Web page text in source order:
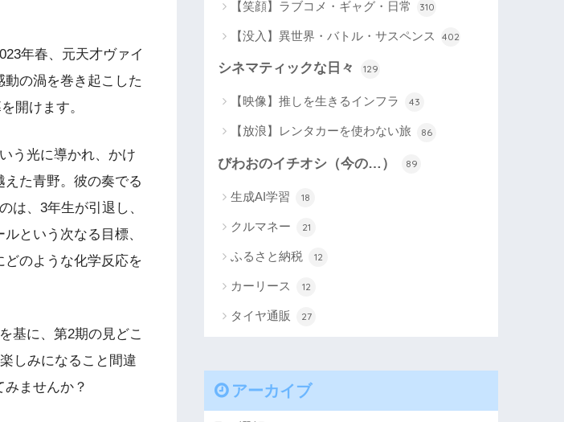
年春、元天才ヴァイ
の渦を巻き起こした
開けます。
う光に導かれ、かけ
た青野。彼の奏でる
は、3年生が引退し、
という次なる目標、
のような化学反応を
基に、第2期の見どこ
しみになること間違
ませんか？
【笑顔】ラブコメ・ギャグ・日常 310
【没入】異世界・バトル・サスペンス 402
シネマティックな日々 129
【映像】推しを生きるインフラ 43
【放浪】レンタカーを使わない旅 86
びわおのイチオシ（今の…） 89
生成AI学習 18
クルマネー 21
ふるさと納税 12
カーリース 12
タイヤ通販 27
アーカイブ